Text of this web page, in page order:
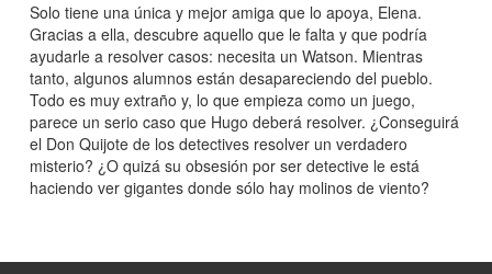
Solo tiene una única y mejor amiga que lo apoya, Elena.
Gracias a ella, descubre aquello que le falta y que podría
ayudarle a resolver casos: necesita un Watson. Mientras
tanto, algunos alumnos están desapareciendo del pueblo.
Todo es muy extraño y, lo que empieza como un juego,
parece un serio caso que Hugo deberá resolver. ¿Conseguirá
el Don Quijote de los detectives resolver un verdadero
misterio? ¿O quizá su obsesión por ser detective le está
haciendo ver gigantes donde sólo hay molinos de viento?